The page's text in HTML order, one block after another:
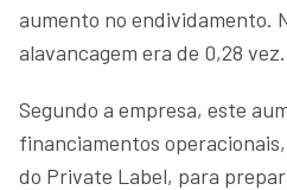
aumento no endividamento.
alavancagem era de 0,28 vez.
Segundo a empresa, este
financiamentos
do Private Label, para